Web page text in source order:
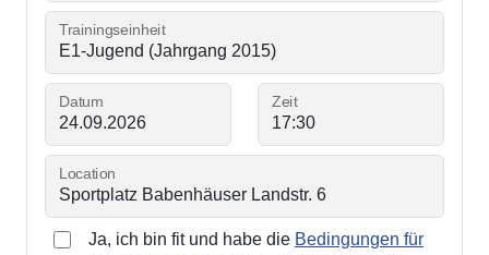
Trainingseinheit
Datum Zeit
Location
Ja, ich bin fit und habe die Bedingungen für